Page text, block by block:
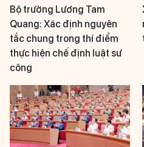
Bộ trưởng Lương Tam
Quang: Xác định nguyên
tắc chung trong thí điểm
thực hiện chế định luật sư
công